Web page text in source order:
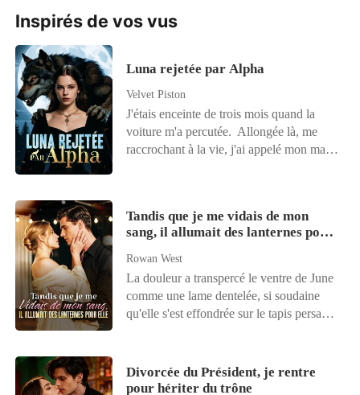
Inspirés de vos vus
Luna rejetée par Alpha
Velvet Piston
J'étais enceinte de trois mois quand la
voiture m'a percutée. Allongée là, me
raccrochant à la vie, j'ai appelé mon mari,
son premier amour, Ivy. « Merci, Alpha,
de savoir à quel point j'ai peur du noir et
d'être resté avec moi toute la nuit. Il a
même libéré toute sa journée pour
m'emmener à la vente aux enchères, rien
que pour m'offrir le plus beau cadeau du
était avec une autre louve. J'ai calmement
Tandis que je me vidais de mon
sang, il allumait des lanternes pour
Rowan West
La douleur a transpercé le ventre de June
comme une lame dentelée, si soudaine
qu'elle s'est effondrée sur le tapis persan
numéro de son mari, Cole. Mais au bout
du fil, au milieu du tintement des flûtes de
Divorcée du Président, je rentre
pour hériter du trône